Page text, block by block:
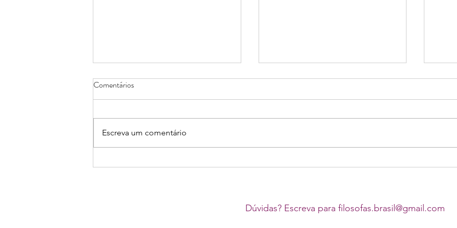
13 e 14/08: III Seminário Escrita,
Boletim Chauí 12ª Edição
Comentários
Escreva um comentário
Dúvidas? Escreva para filosofas.brasil@gmail.com